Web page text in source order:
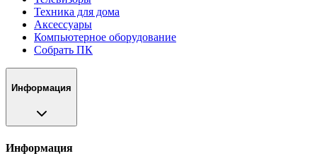
Техника для дома
Аксессуары
Компьютерное оборудование
Собрать ПК
Информация
Информация